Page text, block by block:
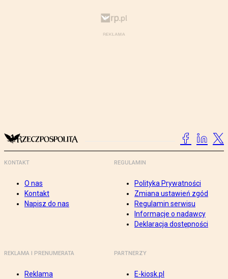
KONTAKT
O nas
Kontakt
Napisz do nas
REGULAMIN
Polityka Prywatności
Zmiana ustawień zgód
Regulamin serwisu
Informacje o nadawcy
Deklaracja dostępności
REKLAMA I PRENUMERATA
Reklama
PARTNERZY
E-kiosk.pl